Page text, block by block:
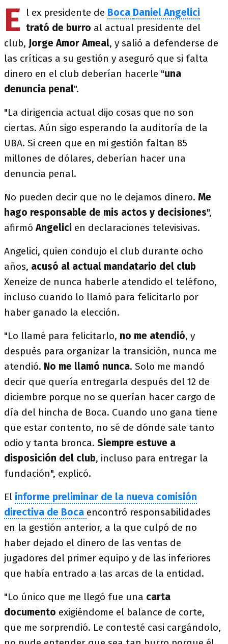
E l ex presidente de Boca Daniel Angelici
trató de burro al actual presidente del
club, Jorge Amor Ameal, y salió a defenderse de
las críticas a su gestión y aseguró que si falta
dinero en el club deberían hacerle "una
denuncia penal".
"La dirigencia actual dijo cosas que no son
ciertas. Aún sigo esperando la auditoría de la
UBA. Si creen que en mi gestión faltan 85
millones de dólares, deberían hacer una
denuncia penal.
No pueden decir que no le dejamos dinero. Me
hago responsable de mis actos y decisiones",
afirmóAngelici en declaraciones televisivas.
Angelici, quien condujo el club durante ocho
años, acusó al actual mandatario del club
Xeneize de nunca haberle atendido el teléfono,
incluso cuando lo llamó para felicitarlo por
haber ganado la elección.
"Lo llamé para felicitarlo, no me atendió, y
después para organizar la transición, nunca me
atendió. No me llamó nunca. Solo me mandó
decir que quería entregarla después del 12 de
diciembre porque no se querían hacer cargo de
día del hincha de Boca. Cuando uno gana tiene
que estar contento, no sé de dónde sale tanto
odio y tanta bronca. Siempre estuve a
disposición del club, incluso para entregar la
fundación", explicó.
El informe preliminar de la nueva comisión
directiva de Boca encontró responsabilidades
en la gestión anterior, a la que culpó de no
haber dejado el dinero de las ventas de
jugadores del primer equipo y de las inferiores
que había entrado a las arcas de la entidad.
"Lo único que me llegó fue una carta
documento exigiéndome el balance de corte,
que me sorprendió. Le contesté casi cargándolo,